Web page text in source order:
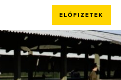
ELŐFIZETEK